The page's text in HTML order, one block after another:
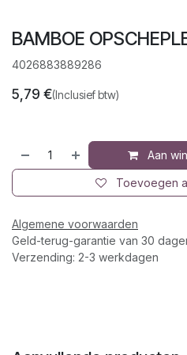
BAMBOE
4026883889286
5,79 €(Inclusief btw)
Aan
Toevoegen
Algemene voorwaarden
Geld-terug-garantie van 30
Verzending: 2-3 werkdagen